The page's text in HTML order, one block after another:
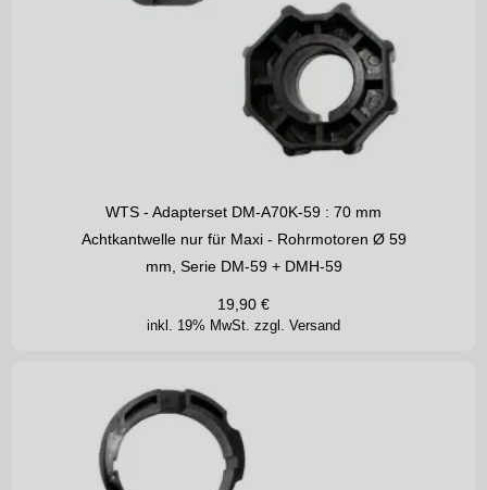
WTS - Adapterset DM-A70K-59 : 70 mm
Achtkantwelle nur für Maxi - Rohrmotoren Ø 59
mm, Serie DM-59 + DMH-59
inkl. 19% MwSt. zzgl. Versand
19,90 €